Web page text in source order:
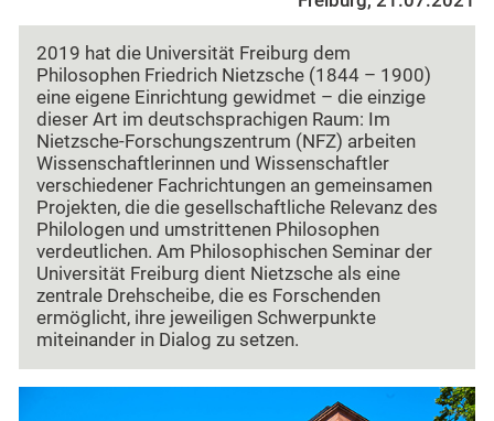
2019 hat die Universität Freiburg dem
Philosophen Friedrich Nietzsche (1844 – 1900)
eine eigene Einrichtung gewidmet – die einzige
dieser Art im deutschsprachigen Raum: Im
Nietzsche-Forschungszentrum (NFZ) arbeiten
Wissenschaftlerinnen und Wissenschaftler
verschiedener Fachrichtungen an gemeinsamen
Projekten, die die gesellschaftliche Relevanz des
Philologen und umstrittenen Philosophen
verdeutlichen. Am Philosophischen Seminar der
Universität Freiburg dient Nietzsche als eine
zentrale Drehscheibe, die es Forschenden
ermöglicht, ihre jeweiligen Schwerpunkte
miteinander in Dialog zu setzen.